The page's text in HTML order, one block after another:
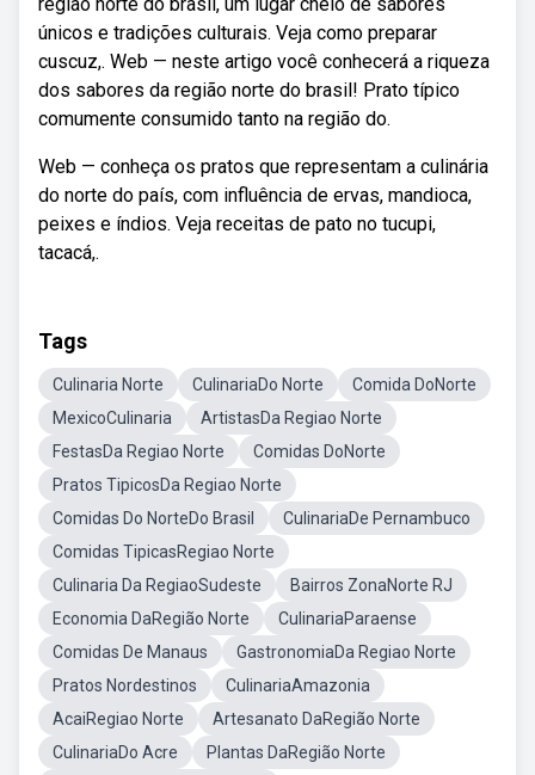
únicos e tradições culturais. Veja como preparar
cuscuz,. Web — neste artigo você conhecerá a riqueza
dos sabores da região norte do brasil! Prato típico
comumente consumido tanto na região do.
Web — conheça os pratos que representam a culinária
do norte do país, com influência de ervas, mandioca,
peixes e índios. Veja receitas de pato no tucupi,
tacacá,.
Tags
Culinaria Norte CulinariaDo Norte
Comida DoNorte
MexicoCulinaria
ArtistasDa Regiao Norte
FestasDa Regiao Norte
Comidas DoNorte
Pratos TipicosDa Regiao Norte
Comidas Do NorteDo Brasil
CulinariaDe Pernambuco
Comidas TipicasRegiao Norte
Culinaria Da RegiaoSudeste
Bairros ZonaNorte RJ
Economia DaRegião Norte
CulinariaParaense
Comidas De Manaus
GastronomiaDa Regiao Norte
Pratos Nordestinos
CulinariaAmazonia
AcaiRegiao Norte
Artesanato DaRegião Norte
CulinariaDo Acre
Plantas DaRegião Norte